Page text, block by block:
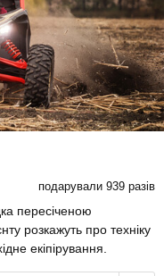
подарували 939 разів
пересіченою
розкажуть про техніку
екіпірування.